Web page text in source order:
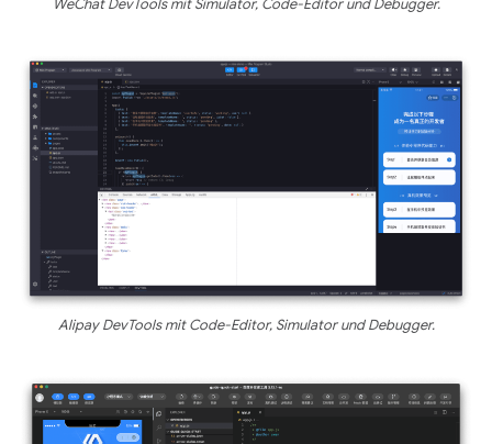
WeChat DevTools mit Simulator, Code-Editor und Debugger.
Alipay DevTools mit Code-Editor, Simulator und Debugger.